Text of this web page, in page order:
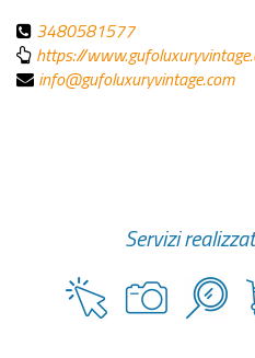
3480581577
https://
info@gufoluxuryvintage.com
Servizi